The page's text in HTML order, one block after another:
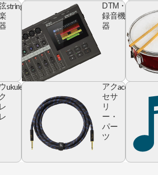
string
DTM・
録音機
器
digital
device
ウ
ク
レ
レ
ukulele
アク
セサ
リ
ー・
パー
ツ
accessory